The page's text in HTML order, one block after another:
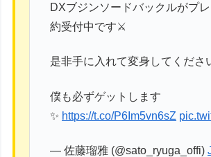
DXブジンソードバックルがプ
約受付中です⚔
是非手に入れて変身してくださ
僕も必ずゲットします
✨ https://t.co/P6Im5vn6sZ
— 佐藤瑠雅 (@sato_ryuga_offi)